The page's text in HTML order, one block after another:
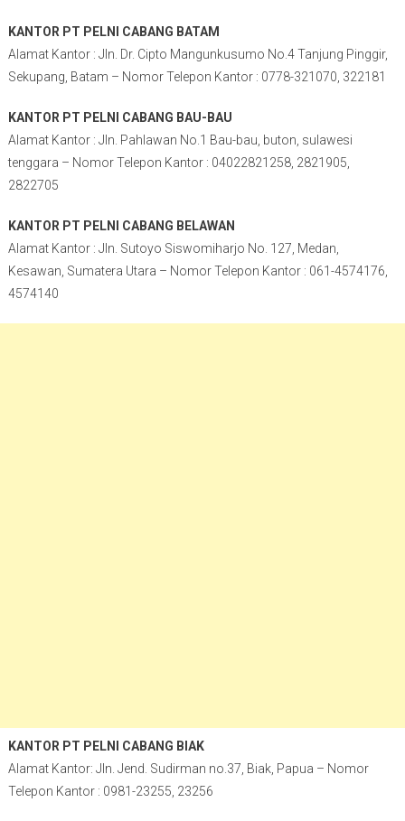
KANTOR PT PELNI CABANG BATAM
Alamat Kantor : Jln. Dr. Cipto Mangunkusumo No.4 Tanjung Pinggir,
Sekupang, Batam – Nomor Telepon Kantor : 0778-321070, 322181
KANTOR PT PELNI CABANG BAU-BAU
Alamat Kantor : Jln. Pahlawan No.1 Bau-bau, buton, sulawesi
tenggara – Nomor Telepon Kantor : 04022821258, 2821905,
2822705
KANTOR PT PELNI CABANG BELAWAN
Alamat Kantor : Jln. Sutoyo Siswomiharjo No. 127, Medan,
Kesawan, Sumatera Utara – Nomor Telepon Kantor : 061-4574176,
4574140
KANTOR PT PELNI CABANG BIAK
Alamat Kantor: Jln. Jend. Sudirman no.37, Biak, Papua – Nomor
Telepon Kantor : 0981-23255, 23256